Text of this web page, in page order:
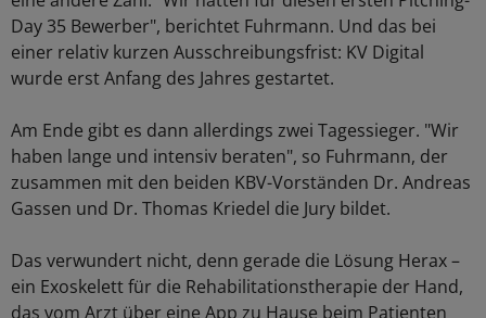
Day 35 Bewerber", berichtet Fuhrmann. Und das bei
einer relativ kurzen Ausschreibungsfrist: KV Digital
wurde erst Anfang des Jahres gestartet.
Am Ende gibt es dann allerdings zwei Tagessieger. "Wir
haben lange und intensiv beraten", so Fuhrmann, der
zusammen mit den beiden KBV-Vorständen Dr. Andreas
Gassen und Dr. Thomas Kriedel die Jury bildet.
Das verwundert nicht, denn gerade die Lösung Herax –
ein Exoskelett für die Rehabilitationstherapie der Hand,
das vom Arzt über eine App zu Hause beim Patienten